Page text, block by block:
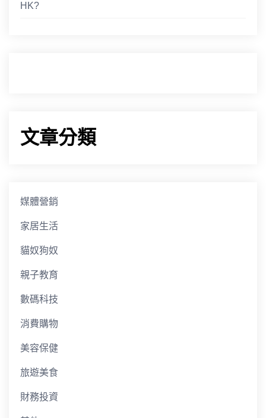
HK?
文章分類
媒體營銷
家居生活
貓奴狗奴
親子教育
數碼科技
消費購物
美容保健
旅遊美食
財務投資